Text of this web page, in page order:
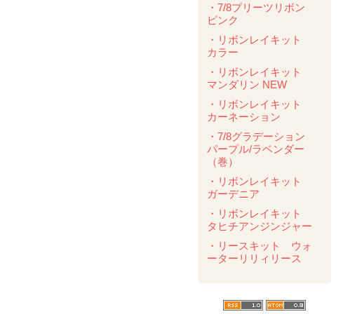
・7/8プリーツリボン
ピンク
・リボンレイキット
カラー
・リボンレイキット
マンダリン NEW
・リボンレイキット
カーネーション
・7/8グラデーション
パープル/ラベンダー
（巻）
・リボンレイキット
ガーデニア
・リボンレイキット
タヒチアンジンジャー
・リースキット ウォ
ーターリリィリース